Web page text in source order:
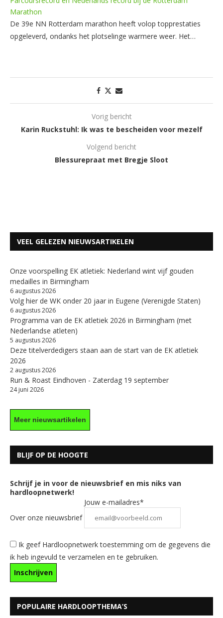
Marathon
De 39e NN Rotterdam marathon heeft volop topprestaties
opgeleverd, ondanks het plotselinge warmere weer. Het…
Vorig bericht
Karin Ruckstuhl: Ik was te bescheiden voor mezelf
Volgend bericht
Blessurepraat met Bregje Sloot
VEEL GELEZEN NIEUWSARTIKELEN
Onze voorspelling EK atletiek: Nederland wint vijf gouden
medailles in Birmingham
6 augustus 2026
Volg hier de WK onder 20 jaar in Eugene (Verenigde Staten)
6 augustus 2026
Programma van de EK atletiek 2026 in Birmingham (met
Nederlandse atleten)
5 augustus 2026
Deze titelverdedigers staan aan de start van de EK atletiek
2026
2 augustus 2026
Run & Roast Eindhoven - Zaterdag 19 september
24 juni 2026
Meer nieuwsartikelen
BLIJF OP DE HOOGTE
Schrijf je in voor de nieuwsbrief en mis niks van
hardloopnetwerk!
Over onze nieuwsbrief
Jouw e-mailadres*
Ik geef Hardloopnetwerk toestemming om de gegevens die
ik heb ingevuld te verzamelen en te gebruiken.
POPULAIRE HARDLOOPTHEMA’S